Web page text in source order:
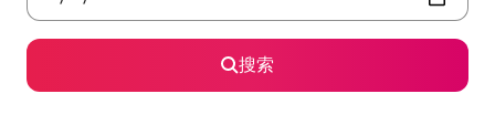
搜索